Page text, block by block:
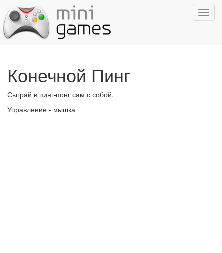
Конечной Пинг
Сыграй в пинг-понг сам с собой.
Управление - мышка